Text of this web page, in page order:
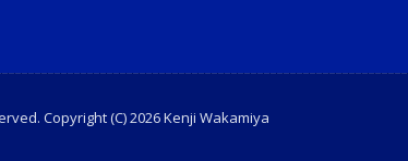
Copyright (C) 2026 Kenji Wakamiya